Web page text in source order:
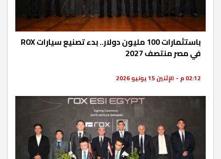
باستثمارات 100 مليون دولار.. بدء تصنيع سيارات ROX
في مصر منتصف 2027
02:12 م - الإثنين 15 يونيو 2026